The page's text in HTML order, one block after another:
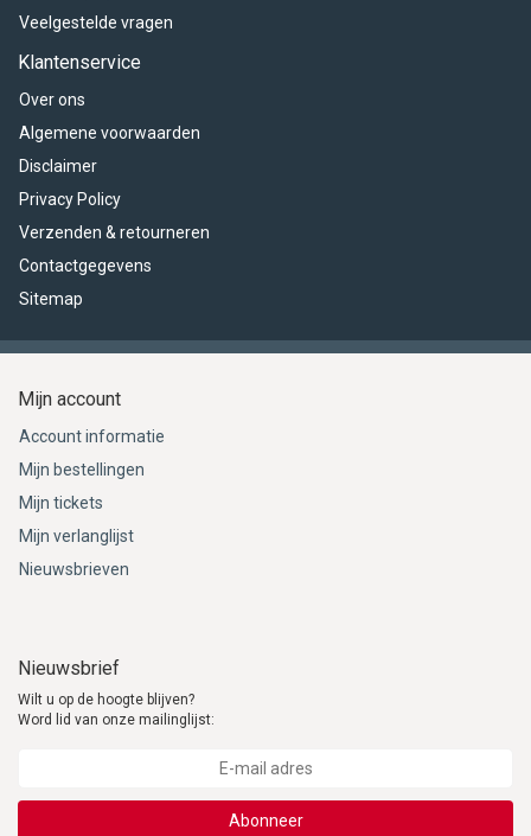
Veelgestelde vragen
Klantenservice
Over ons
Algemene voorwaarden
Disclaimer
Privacy Policy
Verzenden & retourneren
Contactgegevens
Sitemap
Mijn account
Account informatie
Mijn bestellingen
Mijn tickets
Mijn verlanglijst
Nieuwsbrieven
Nieuwsbrief
Wilt u op de hoogte blijven?
Word lid van onze mailinglijst:
Abonneer